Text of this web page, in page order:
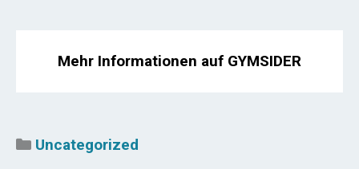
Mehr Informationen auf GYMSIDER
Kategorien
Uncategorized